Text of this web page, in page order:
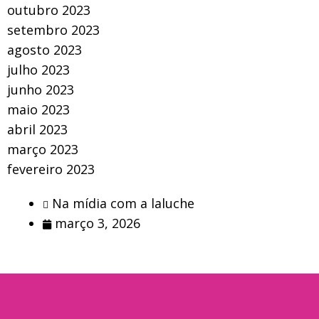
outubro 2023
setembro 2023
agosto 2023
julho 2023
junho 2023
maio 2023
abril 2023
março 2023
fevereiro 2023
Na mídia com a laluche
março 3, 2026